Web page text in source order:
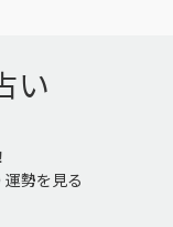
い
勢を見る